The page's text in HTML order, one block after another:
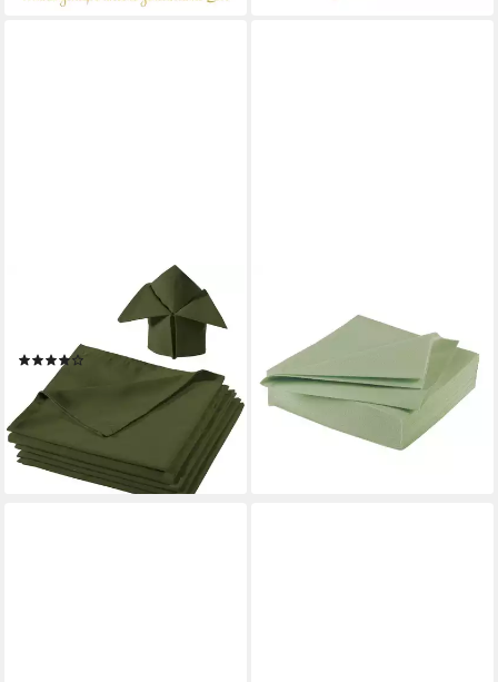
Stoffserviette Serviette 6er-
Pack "Seattle", Baumwolle Uni
20,99 €
-32%
lieferbar - in 2-3 Werktagen bei dir
Papierserviette, Servietten
stoffähnlich 40x40cm 25
Stück Eukalyptus
10,99 €
(0,44 €/ 1 Stk)
lieferbar - in 3-4 Werktagen bei dir